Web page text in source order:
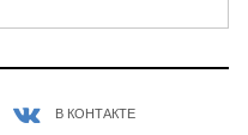
В КОНТАКТЕ